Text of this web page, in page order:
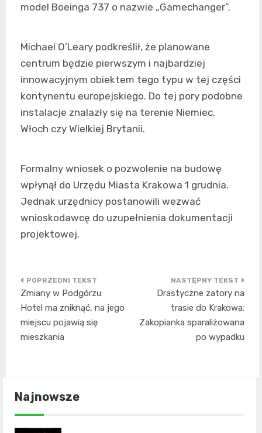
model Boeinga 737 o nazwie „Gamechanger”.
Michael O’Leary podkreślił, że planowane
centrum będzie pierwszym i najbardziej
innowacyjnym obiektem tego typu w tej części
kontynentu europejskiego. Do tej pory podobne
instalacje znalazły się na terenie Niemiec,
Włoch czy Wielkiej Brytanii.
Formalny wniosek o pozwolenie na budowę
wpłynął do Urzędu Miasta Krakowa 1 grudnia.
Jednak urzędnicy postanowili wezwać
wnioskodawcę do uzupełnienia dokumentacji
projektowej.
Nawigacja
wpisu
Zmiany w Podgórzu:
Hotel ma zniknąć, na jego
miejscu pojawią się
mieszkania
Drastyczne zatory na
trasie do Krakowa:
Zakopianka sparaliżowana
po wypadku
Najnowsze